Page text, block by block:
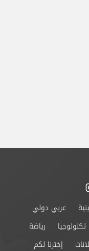
عربي دولي
تكنولوجيا
رياضة
إخترنا لكم